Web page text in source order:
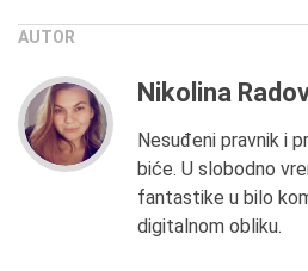
AUTOR
Nikolina
Nesuđeni pravnik i
biće. U slobodno
fantastike u bilo
digitalnom obliku.